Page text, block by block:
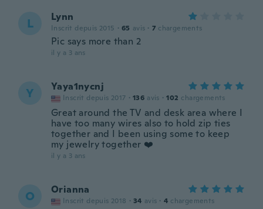
L Lynn
Inscrit depuis 2015 · 65 avis · 7 chargements
Pic says more than 2
il y a 3 ans
Y Yaya1nycnj
Inscrit depuis 2017 · 136 avis · 102 chargements
Great around the TV and desk area where I
have too many wires also to hold zip ties
together and I been using some to keep
my jewelry together ❤️
il y a 3 ans
O Orianna
Inscrit depuis 2018 · 34 avis · 4 chargements